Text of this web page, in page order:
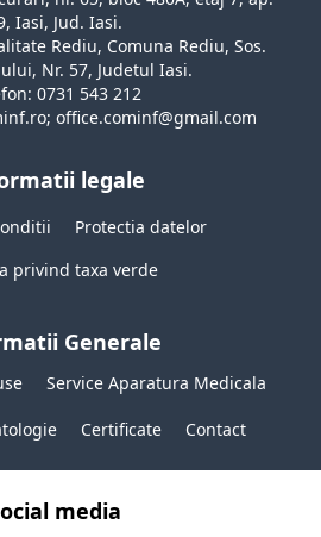
Iasi, Jud. Iasi.
Rediu, Comuna Rediu, Sos.
Nr. 57, Judetul Iasi.
0731 543 212
office.cominf@gmail.com
legale
Protectia datelor
privind taxa verde
Generale
Service Aparatura Medicala
Certificate Contact
media